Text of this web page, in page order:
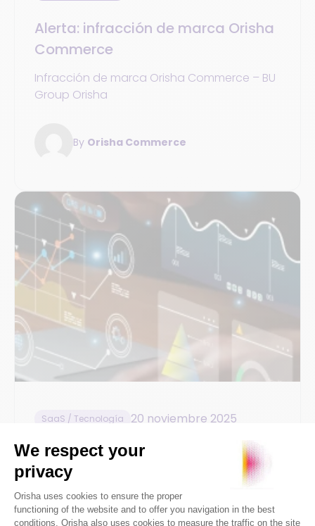
Alerta: infracción de marca Orisha
Commerce
Infracción de marca Orisha Commerce – BU
Group Orisha
By Orisha Commerce
SaaS / Tecnología
20 noviembre 2025
Margen y mark-up: cómo
calcularlos para mejorar la
rentabilidad